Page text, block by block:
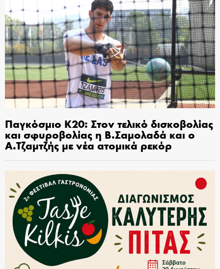
Παγκόσμιο Κ20: Στον τελικό δισκοβολίας
και σφυροβολίας η Β.Σαμολαδά και ο
Α.Τζαμτζής με νέα ατομικά ρεκόρ